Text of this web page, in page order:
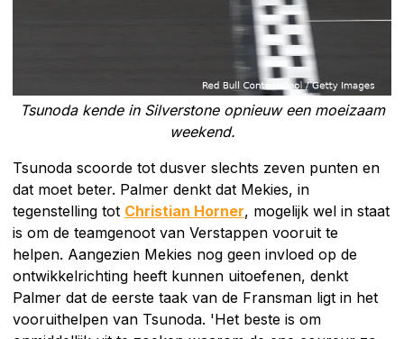
Tsunoda kende in Silverstone opnieuw een moeizaam
weekend.
Tsunoda scoorde tot dusver slechts zeven punten en
dat moet beter. Palmer denkt dat Mekies, in
tegenstelling tot Christian Horner, mogelijk wel in staat
is om de teamgenoot van Verstappen vooruit te
helpen. Aangezien Mekies nog geen invloed op de
ontwikkelrichting heeft kunnen uitoefenen, denkt
Palmer dat de eerste taak van de Fransman ligt in het
vooruithelpen van Tsunoda. 'Het beste is om